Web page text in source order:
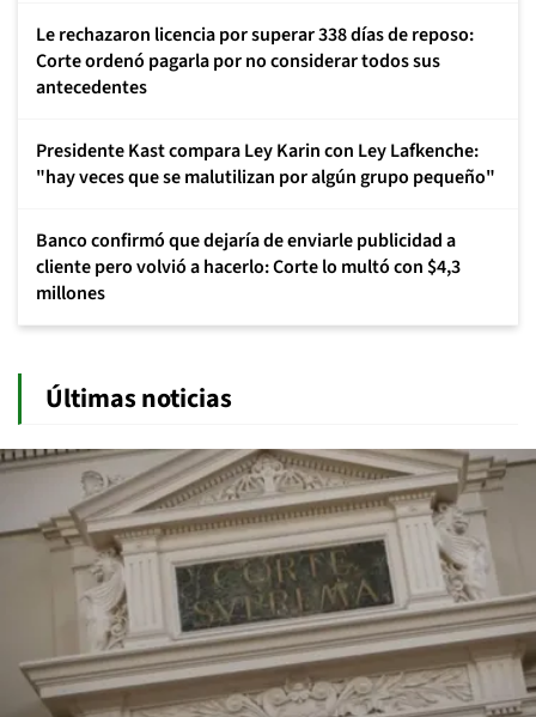
Le rechazaron licencia por superar 338 días de reposo:
Corte ordenó pagarla por no considerar todos sus
antecedentes
Presidente Kast compara Ley Karin con Ley Lafkenche:
"hay veces que se malutilizan por algún grupo pequeño"
Banco confirmó que dejaría de enviarle publicidad a
cliente pero volvió a hacerlo: Corte lo multó con $4,3
millones
Últimas noticias